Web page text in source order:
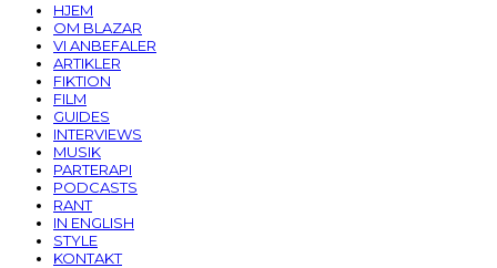
HJEM
OM BLAZAR
VI ANBEFALER
ARTIKLER
FIKTION
FILM
GUIDES
INTERVIEWS
MUSIK
PARTERAPI
PODCASTS
RANT
IN ENGLISH
STYLE
KONTAKT